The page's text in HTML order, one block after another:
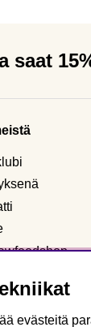
saat
evästeitä